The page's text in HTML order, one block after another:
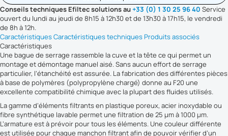
Conseils techniques Efiltec solutions au+33 (0) 1 30 25 96 40 Service
ouvert du lundi au jeudi de 8h15 à 12h30 et de 13h30 à 17h15, le vendredi
de 8h à 12h.
CaractéristiquesCaractéristiques techniques Produits associés
Caractéristiques
Une bague de serrage rassemble la cuve et la tête ce qui permet un
montage et démontage manuel aisé. Sans aucun effort de serrage
particulier, l’étanchéité est assurée. La fabrication des différentes pièces
à base de polymères (polypropylène chargé) donne au F20 une
excellente compatibilité chimique avec la plupart des fluides utilisés.
La gamme d’éléments filtrants en plastique poreux, acier inoxydable ou
fibre synthétique lavable permet une filtration de 25 µm à 1000 µm.
L’armature est à prévoir pour tous les éléments. Une couleur différente
est utilisée pour chaque manchon filtrant afin de pouvoir vérifier d’un